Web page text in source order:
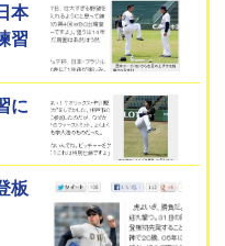
本
習
に
板